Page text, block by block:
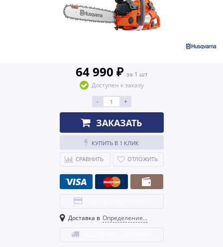
64 990 ₽ за 1 шт
Доступен к заказу
-
+
ЗАКАЗАТЬ
КУПИТЬ В 1 КЛИК
СРАВНИТЬ ОТЛОЖИТЬ
Доставка в Определение...